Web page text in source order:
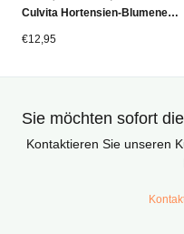
Rated
5.00
von
3
Kundenstimmen
Culvita Hortensien-Blumenerde 20L Bio
€12,95
Sie möchten sofort
Kontaktieren Sie unseren